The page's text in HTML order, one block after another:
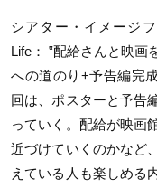
シアター・イメージ
Life： ‟配給さんと映画
への道のり+予告編完
回は、ポスターと予告
っていく。配給が映画
近づけていくのかなど
えている人も楽しめる